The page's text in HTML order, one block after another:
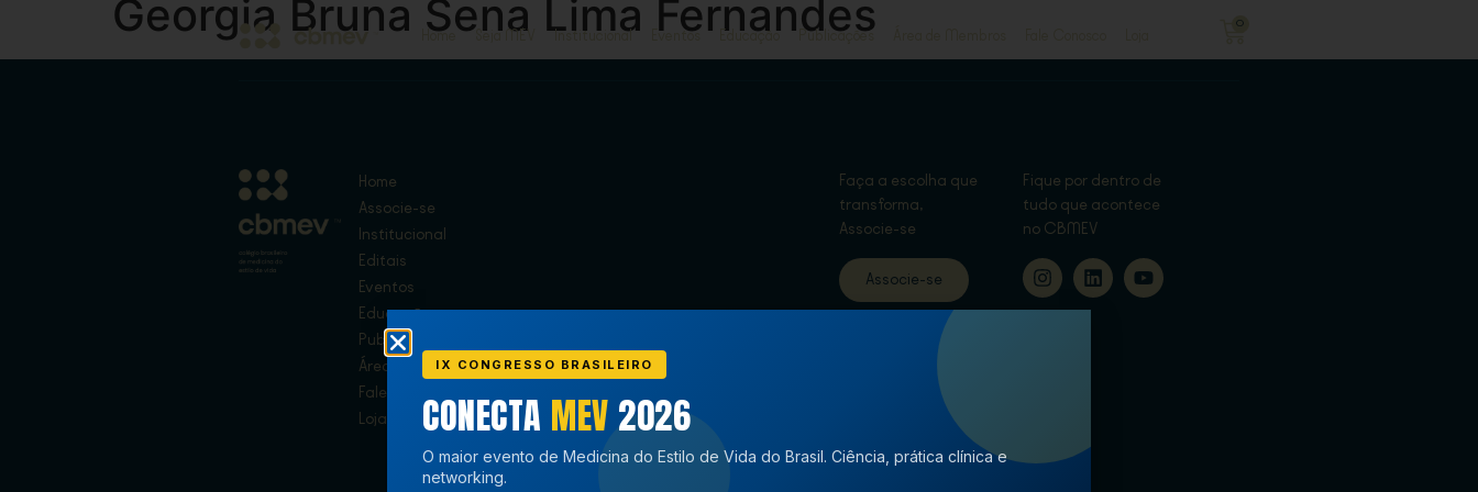
Home Seja MEV Institucional Eventos Educação Publicações
0
Georgia Bruna Sena Lima Fernandes
Home
Associe-se
Institucional
Editais
Eventos
Educação
Publicações
Área de Membros
Fale Conosco
Loja
Faça a escolha que
transforma,
Associe-se
Associe-se
Fique por dentro de
tudo que acontece
no CBMEV
IX CONGRESSO BRASILEIRO
CONECTA MEV 2026
O maior evento de Medicina do Estilo de Vida do Brasil. Ciência, prática clínica e
networking.